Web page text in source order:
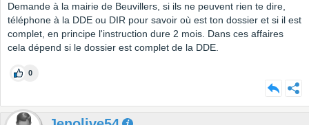
Demande à la mairie de Beuvillers, si ils ne peuvent rien te dire,
téléphone à la DDE ou DIR pour savoir où est ton dossier et si il est
complet, en principe l'instruction dure 2 mois. Dans ces affaires
cela dépend si le dossier est complet de la DDE.
0